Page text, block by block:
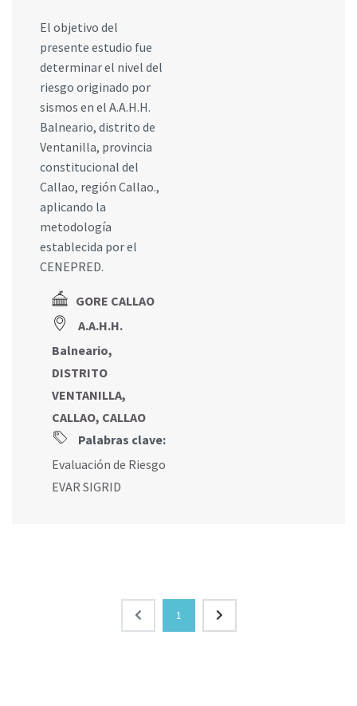
El objetivo del
presente estudio fue
determinar el nivel del
riesgo originado por
sismos en el A.A.H.H.
Balneario, distrito de
Ventanilla, provincia
constitucional del
Callao, región Callao.,
aplicando la
metodología
establecida por el
CENEPRED.
GORE CALLAO
A.A.H.H.
Balneario,
DISTRITO
VENTANILLA,
CALLAO, CALLAO
Palabras clave:
Evaluación de Riesgo
EVAR SIGRID
1